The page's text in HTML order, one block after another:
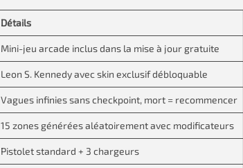
Détails
Mini-jeu arcade inclus dans la mise à jour gratuite
Leon S. Kennedy avec skin exclusif débloquable
Vagues infinies sans checkpoint, mort = recommencer
15 zones générées aléatoirement avec modificateurs
Pistolet standard + 3 chargeurs